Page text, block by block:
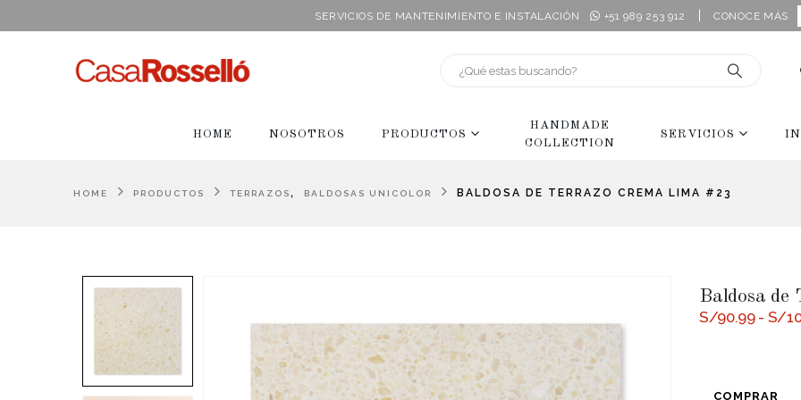
SERVICIOS DE MANTENIMIENTO E INSTALACIÓN +51 989 253 912 CONOCE MÁS
HOME NOSOTROS PRODUCTOS
HANDMADE
COLLECTION
SERVICIOS
HOME PRODUCTOS TERRAZOS, BALDOSAS UNICOLOR BALDOSA DE TERRAZO CREMA LIMA #23
Baldosa de
S/90.99 - S/
COMPRAR